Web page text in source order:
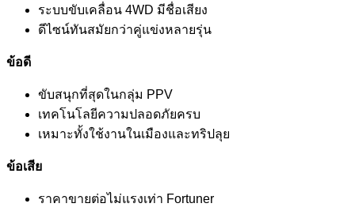
ระบบขับเคลื่อน 4WD มีชื่อเสียง
ดีไซน์ทันสมัยกว่าคู่แข่งหลายรุ่น
ข้อดี
ขับสนุกที่สุดในกลุ่ม PPV
เทคโนโลยีความปลอดภัยครบ
เหมาะทั้งใช้งานในเมืองและทริปลุย
ข้อเสีย
ราคาขายต่อไม่แรงเท่า Fortuner